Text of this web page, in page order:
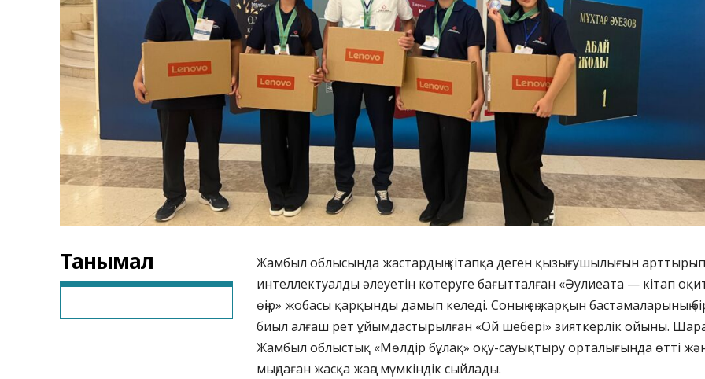
Танымал
Жамбыл облысында жастардың кітапқа деген қызығушылығын
интеллектуалды әлеуетін көтеруге бағытталған «Әулиеата — кітап
өңір» жобасы қарқынды дамып келеді. Соның ең жарқын бастамаларының
биыл алғаш рет ұйымдастырылған «Ой шебері» зияткерлік ойыны.
Жамбыл облыстық «Мөлдір бұлақ» оқу-сауықтыру орталығында өтті
мыңдаған жасқа жаңа мүмкіндік сыйлады.